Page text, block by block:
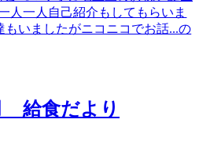
人一人自己紹介もしてもらいま
もいましたがニコニコでお話...の
給食だより